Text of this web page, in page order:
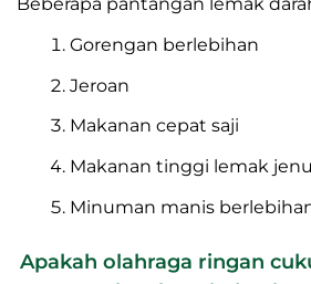
Gorengan berlebihan
Jeroan
Makanan cepat saji
Makanan tinggi lemak
Minuman manis
Apakah olahraga ringan